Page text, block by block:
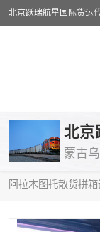
蒙古
阿拉木图托散货拼
乌兰巴托物流
乌兰巴托公路
中欧班列
蒙古乌兰巴托